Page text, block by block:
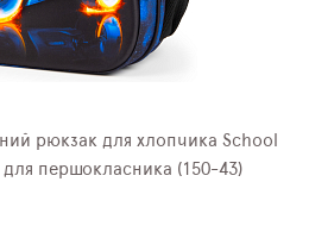
рюкзак для хлопчика School
першокласника (150-43)